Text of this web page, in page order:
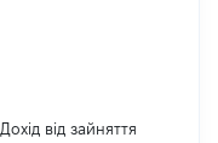
Дохід від зайняття